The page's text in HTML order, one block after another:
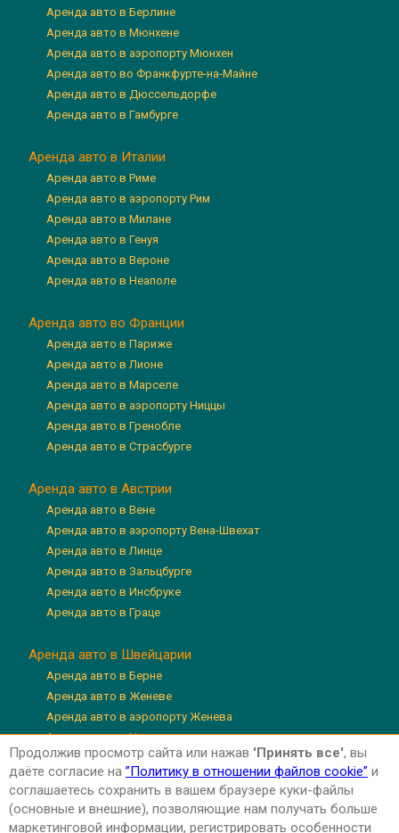
Аренда авто в Берлине
Аренда авто в Мюнхене
Аренда авто в аэропорту Мюнхен
Аренда авто во Франкфурте-на-Майне
Аренда авто в Дюссельдорфе
Аренда авто в Гамбурге
Аренда авто в Италии
Аренда авто в Риме
Аренда авто в аэропорту Рим
Аренда авто в Милане
Аренда авто в Генуя
Аренда авто в Вероне
Аренда авто в Неаполе
Аренда авто во Франции
Аренда авто в Париже
Аренда авто в Лионе
Аренда авто в Марселе
Аренда авто в аэропорту Ниццы
Аренда авто в Гренобле
Аренда авто в Страсбурге
Аренда авто в Австрии
Аренда авто в Вене
Аренда авто в аэропорту Вена-Швехат
Аренда авто в Линце
Аренда авто в Зальцбурге
Аренда авто в Инсбруке
Аренда авто в Граце
Аренда авто в Швейцарии
Аренда авто в Берне
Аренда авто в Женеве
Аренда авто в аэропорту Женева
Аренда авто в Цюрихе
Аренда авто в аэропорту Цюрих
Аренда авто в Люцерне
Продолжив просмотр сайта или нажав 'Принять все', вы
даёте согласие на ”Политику в отношении файлов cookie” и
соглашаетесь сохранить в вашем браузере куки-файлы
(основные и внешние), позволяющие нам получать больше
маркетинговой информации, регистрировать особенности